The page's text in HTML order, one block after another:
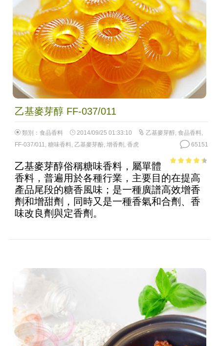
乙基麥芽醇 FF-037/011
類別： 食品香料 2014/09/25 01:33:10 乙基麥芽醇, 食品香料,
FF-037/011, 糖味香料, 乙基麥芽酚, 增香劑 , 香虎 65151
of 5
乙基麥芽醇俗稱糖味香料，屬單體
香料，普遍用於各種行業，主要目的在提高
產品尾段的糖香風味；是一種廣譜高效增香
劑和增甜劑，同時又是一種香氣和合劑、香
味改良劑與定香劑。